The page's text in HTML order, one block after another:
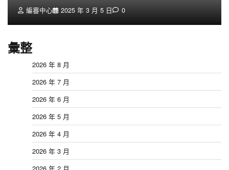
編審中心 2025 年 3 月 5 日 0
彙整
2026 年 8 月
2026 年 7 月
2026 年 6 月
2026 年 5 月
2026 年 4 月
2026 年 3 月